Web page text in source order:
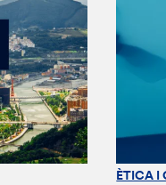
ÈTICA I